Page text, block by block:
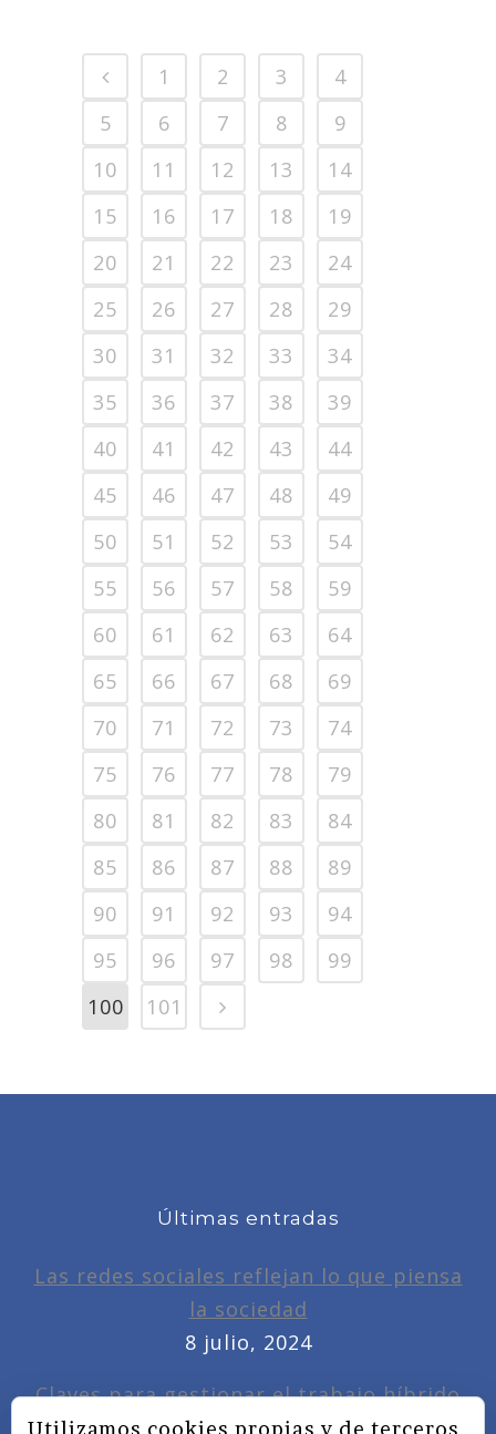
1 2 3
4
5
6 7 8
9
10
11 12 13
14
15
16 17 18
19
20
21 22 23
24
25
26 27 28
29
30
31 32 33
34
35
36 37 38
39
40
41 42 43
44
45
46 47 48
49
50
51 52 53
54
55
56 57 58
59
60
61 62 63
64
65
66 67 68
69
70
71 72 73
74
75
76 77 78
79
80
81 82 83
84
85
86 87 88
89
90
91 92 93
94
95
96 97 98
99
100
101
Últimas entradas
Las redes sociales reflejan lo que piensa
la sociedad
8 julio, 2024
Claves para gestionar el trabajo híbrido
7 noviembre, 2022
Utilizamos cookies propias y de terceros